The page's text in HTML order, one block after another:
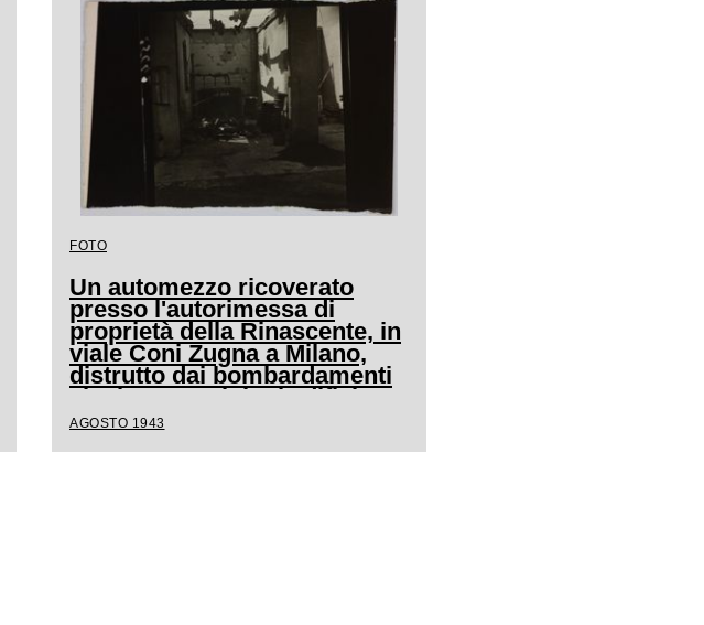
FOTO
Un automezzo ricoverato
presso l'autorimessa di
proprietà della Rinascente, in
viale Coni Zugna a Milano,
distrutto dai bombardamenti
che hanno colpito l'edificio
AGOSTO 1943